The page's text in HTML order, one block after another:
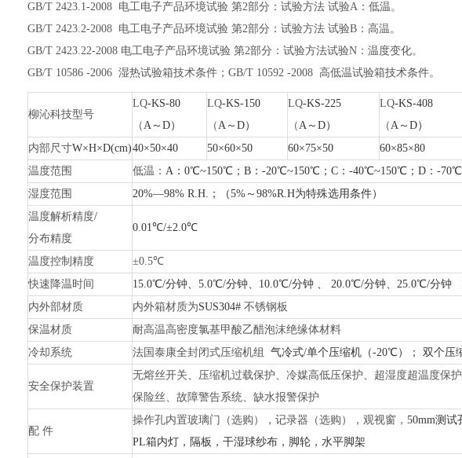
GB/T 2423.1-2008 电工电子产品环境试验 第2部分：试验方法 试验A：低温。
GB/T 2423.2-2008 电工电子产品环境试验 第2部分：试验方法 试验B：高温。
GB/T 2423.22-2008 电工电子产品环境试验 第2部分：试验方法试验N：温度变化。
GB/T 10586 -2006 湿热试验箱技术条件；GB/T 10592 -2008 高低温试验箱技术条件。
柳沁科技型号
LQ-KS-80
（A～D）
LQ-KS-150
（A～D）
LQ-KS-225
（A～D）
LQ-KS-408
（A～D）
内部尺寸W×H×D(cm)40×50×40 50×60×50 60×75×50 60×85×80
温度范围
低温： A：0℃~150℃；B：-20℃~150℃；C：-40℃~150℃；D：-
湿度范围
20%—98% R.H.；（5%～98%R.H为特殊选用条件）
温度解析精度/
分布精度
0.01℃/±2.0℃
温度控制精度
±0.5℃
快速降温时间
15.0℃/分钟、5.0℃/分钟、10.0℃/分钟 、 20.0℃/分钟、25.0℃/分钟
内外部材质
内外箱材质为SUS304# 不锈钢板
保温材质
耐高温高密度氯基甲酸乙醋泡沫绝缘体材料
冷却系统
法国泰康全封闭式压缩机组 气冷式/单个压缩机（-20℃）； 双个压
安全保护装置
无熔丝开关、压缩机过载保护、冷媒高低压保护、超湿度超温度保护
保险丝、故障警告系统、缺水报警保护
配 件
操作孔内置玻璃门（选购），记录器（选购），观视窗， 50mm测试
PL箱内灯，隔板，干湿球纱布，脚轮，水平脚架